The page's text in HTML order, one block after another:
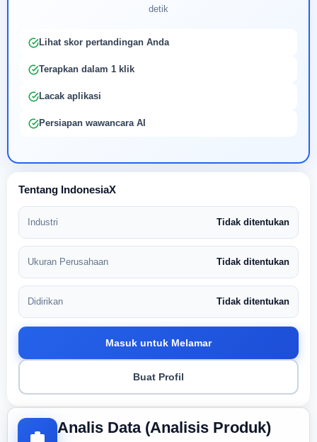
Analis Data (Analisis Produk)
detik
Lihat skor pertandingan Anda
Terapkan dalam 1 klik
Lacak aplikasi
Persiapan wawancara AI
Tentang IndonesiaX
Industri Tidak ditentukan
Ukuran Perusahaan Tidak ditentukan
Didirikan Tidak ditentukan
Masuk untuk Melamar
Buat Profil